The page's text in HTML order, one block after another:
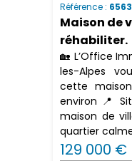
Référence :
Maison de
réhabiliter.
🏡 L’Office
les-Alpes
cette
environ 📍
maison de
quartier
129 000 €